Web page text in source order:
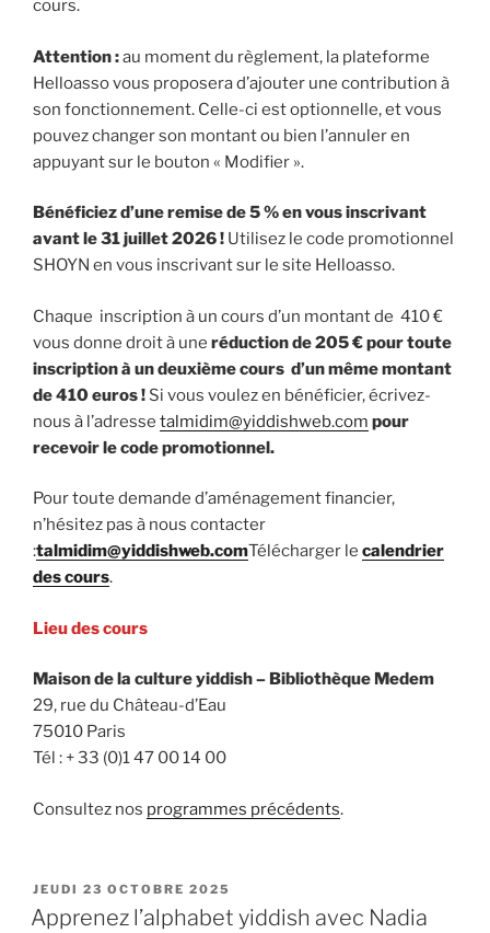
cours.
Attention :au moment du règlement, la plateforme
Helloasso vous proposera d’ajouter une contribution à
son fonctionnement. Celle-ci est optionnelle, et vous
pouvez changer son montant ou bien l’annuler en
appuyant sur le bouton « Modifier ».
Bénéficiez d’une remise de 5 % en vous inscrivant
avant le 31 juillet 2026 ! Utilisez le code promotionnel
SHOYN en vous inscrivant sur le site Helloasso.
Chaque inscription à un cours d’un montant de 410 €
vous donne droit à une réduction de 205 €pour toute
inscription à un deuxième cours d’un même montant
de 410 euros ! Si vous voulez en bénéficier, écrivez-
nous à l’adresse talmidim@yiddishweb.com pour
recevoir le code promotionnel.
Pour toute demande d’aménagement financier,
n’hésitez pas à nous contacter
:talmidim@yiddishweb.comTélécharger le calendrier
des cours.
Lieu des cours
Maison de la culture yiddish – Bibliothèque Medem
29, rue du Château-d’Eau
75010 Paris
Tél : + 33 (0)1 47 00 14 00
Consultez nos programmes précédents.
PUBLIÉ
LE
JEUDI 23 OCTOBRE 2025
Apprenez l’alphabet yiddish avec Nadia